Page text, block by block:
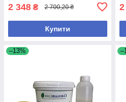
2 348 ₴ 2 700,20 ₴
Купити
–13%